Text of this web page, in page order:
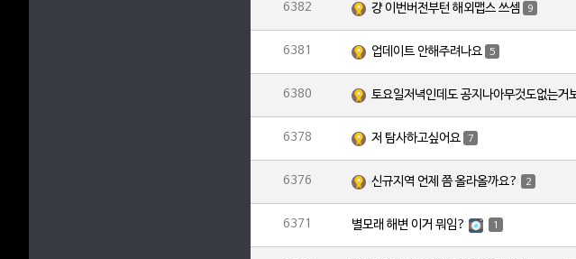
6382 걍 이번버전부턴 해외맵스 쓰셈 9
6381 업데이트 안해주려나요 5
6380
6378 저 탐사하고싶어요 7
6376 신규지역 언제 쯤 올라올까요? 2
6371 별모래 해변 이거 뭐임? 1